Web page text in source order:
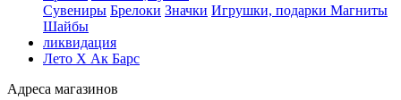
Сувениры Брелоки Значки Игрушки, подарки Магниты
Шайбы
ликвидация
Лето Х Ак Барс
Адреса магазинов